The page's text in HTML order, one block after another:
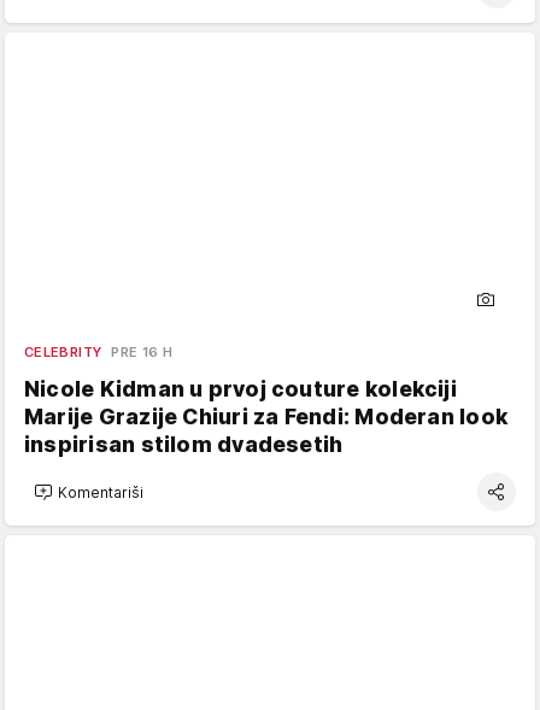
CELEBRITY PRE 16 H
Nicole Kidman u prvoj couture kolekciji
Marije Grazije Chiuri za Fendi: Moderan look
inspirisan stilom dvadesetih
Komentariši